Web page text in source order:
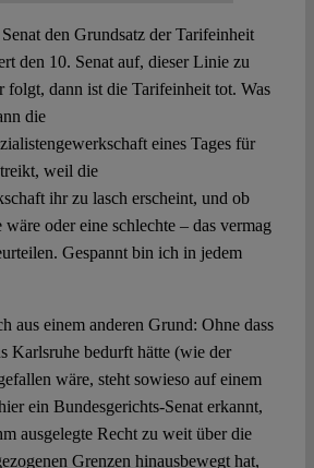
den Grundsatz der Tarifeinheit
den 10. Senat auf, dieser Linie zu
folgt, dann ist die Tarifeinheit tot. Was
die
eines Tages für
weil die
ihr zu lasch erscheint, und ob
wäre oder eine schlechte – das vermag
Gespannt bin ich in jedem
aus einem anderen Grund: Ohne dass
Karlsruhe bedurft hätte (wie der
wäre, steht sowieso auf einem
ein Bundesgerichts-Senat erkannt,
ausgelegte Recht zu weit über die
Grenzen hinausbewegt hat,